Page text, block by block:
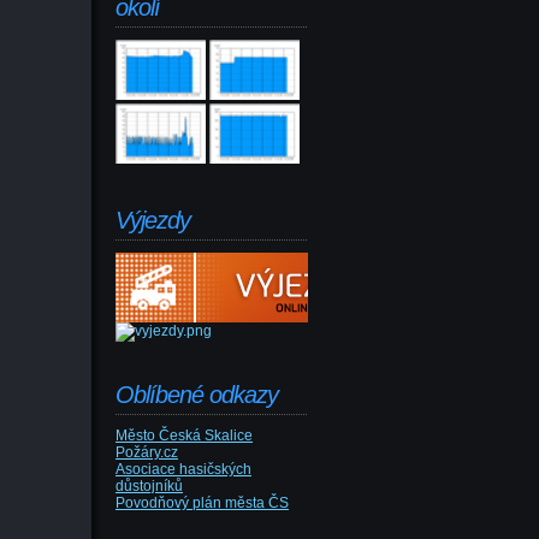
okolí
Výjezdy
Oblíbené odkazy
Město Česká Skalice
Požáry.cz
Asociace hasičských
důstojníků
Povodňový plán města ČS